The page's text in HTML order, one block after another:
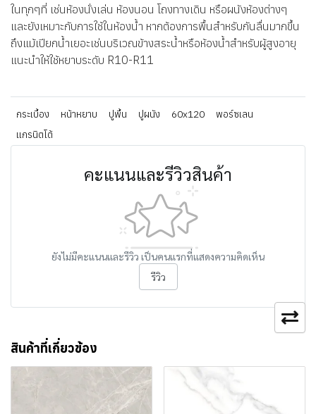
ในทุกๆที่ เช่นห้องนั่งเล่น ห้องนอน โถงทางเดิน หรือผนังห้องต่างๆ
และยังเหมาะกับการใช้ในห้องน้ำ หากต้องการพื้นสำหรับกันลื่นมากขึ้น
ถึงแม้เปียกน้ำเยอะเช่นบริเวณข้างสระน้ำหรือห้องน้ำสำหรับผู้สูงอายุ
แนะนำให้ใช้หยาบระดับ R10-R11
กระเบื้อง หน้าหยาบ ปูพื้น ปูผนัง 60x120
พอร์ซเลน
แกรนิตโต้
คะแนนและรีวิวสินค้า
ยังไม่มีคะแนนและรีวิว เป็นคนแรกที่แสดงความคิดเห็น
รีวิว
สินค้าที่เกี่ยวข้อง